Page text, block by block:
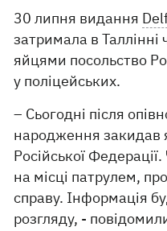
30 липня видання
затримала в
яйцями посольство
у поліцейських.
– Сьогодні після
народження закидав
Російської
на місці патрулем,
справу. Інформація
розгляду, -